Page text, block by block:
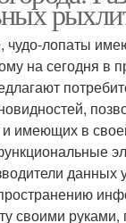
лопаты
на сегодня в
имеющих в
данных
своими